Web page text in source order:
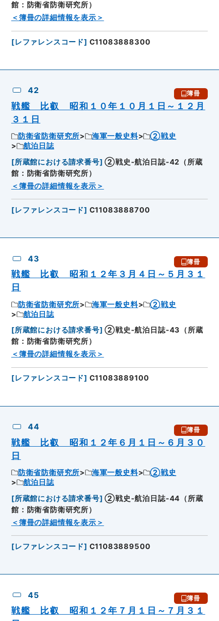
館：防衛省防衛研究所）
＜簿冊の詳細情報を表示＞
[レファレンスコード] C11083888300
42 簿冊
戦艦 比叡 昭和１０年１０月１日～１２月
３１日
防衛省防衛研究所 海軍一般史料
②戦史
航泊日誌
[所蔵館における請求番号] ②戦史-航泊日誌-42（所蔵
館：防衛省防衛研究所）
＜簿冊の詳細情報を表示＞
[レファレンスコード] C11083888700
43 簿冊
戦艦 比叡 昭和１２年３月４日～５月３１
日
防衛省防衛研究所 海軍一般史料
②戦史
航泊日誌
[所蔵館における請求番号] ②戦史-航泊日誌-43（所蔵
館：防衛省防衛研究所）
＜簿冊の詳細情報を表示＞
[レファレンスコード] C11083889100
44 簿冊
戦艦 比叡 昭和１２年６月１日～６月３０
日
防衛省防衛研究所 海軍一般史料
②戦史
航泊日誌
[所蔵館における請求番号] ②戦史-航泊日誌-44（所蔵
館：防衛省防衛研究所）
＜簿冊の詳細情報を表示＞
[レファレンスコード] C11083889500
45 簿冊
戦艦 比叡 昭和１２年７月１日～７月３１